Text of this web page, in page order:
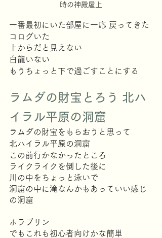
時の神殿屋上
一番最初にいた部屋に一応 戻ってきた
コログいた
上からだと見えない
白龍いない
もうちょっと下で過ごすことにする
ラムダの財宝とろう 北ハ
イラル平原の洞窟
ラムダの財宝をもらおうと思って
北ハイラル平原の洞窟
この前行かなかったところ
ライクライクを倒した後に
川の中をちょっと泳いで
洞窟の中に滝なんかもあっていい感じ
の洞窟
ホラブリン
でもこれも初心者向けかな簡単